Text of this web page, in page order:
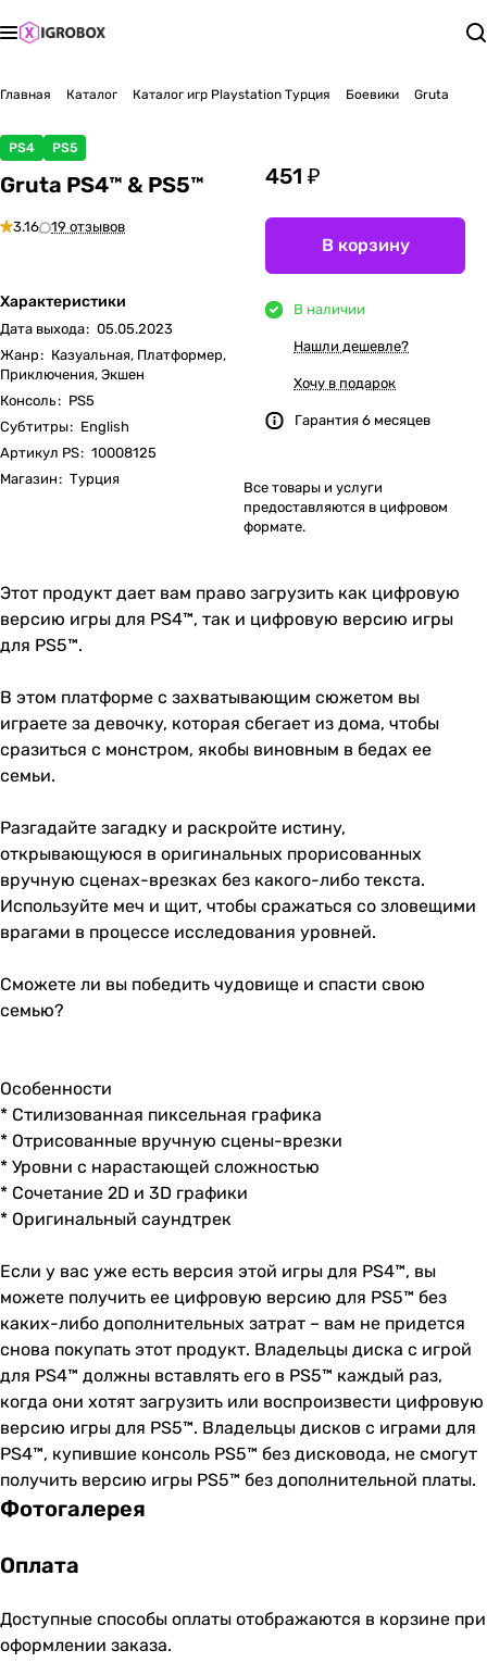
Главная Каталог Каталог игр Playstation Турция Боевики Gruta
PS4 PS5
Gruta PS4™ & PS5™
3.16 19 отзывов
Характеристики
Дата выхода: 05.05.2023
Жанр: Казуальная, Платформер,
Приключения, Экшен
Консоль: PS5
Субтитры: English
Артикул PS: 10008125
Магазин: Турция
451 ₽
В корзину
В наличии
Нашли дешевле?
Хочу в подарок
Гарантия 6 месяцев
Все товары и услуги
предоставляются в цифровом
формате.
Этот продукт дает вам право загрузить как цифровую
версию игры для PS4™, так и цифровую версию игры
для PS5™.
В этом платформе с захватывающим сюжетом вы
играете за девочку, которая сбегает из дома, чтобы
сразиться с монстром, якобы виновным в бедах ее
семьи.
Разгадайте загадку и раскройте истину,
открывающуюся в оригинальных прорисованных
вручную сценах-врезках без какого-либо текста.
Используйте меч и щит, чтобы сражаться со зловещими
врагами в процессе исследования уровней.
Сможете ли вы победить чудовище и спасти свою
семью?
Особенности
* Стилизованная пиксельная графика
* Отрисованные вручную сцены-врезки
* Уровни с нарастающей сложностью
* Сочетание 2D и 3D графики
* Оригинальный саундтрек
Если у вас уже есть версия этой игры для PS4™, вы
можете получить ее цифровую версию для PS5™ без
каких-либо дополнительных затрат – вам не придется
снова покупать этот продукт. Владельцы диска с игрой
для PS4™ должны вставлять его в PS5™ каждый раз,
когда они хотят загрузить или воспроизвести цифровую
версию игры для PS5™. Владельцы дисков с играми для
PS4™, купившие консоль PS5™ без дисковода, не смогут
получить версию игры PS5™ без дополнительной платы.
Фотогалерея
Оплата
Доступные способы оплаты отображаются в корзине при
оформлении заказа.